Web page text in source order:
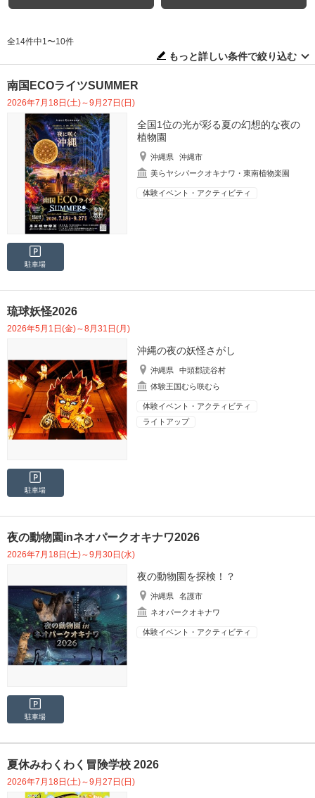
全14件中1〜10件
もっと詳しい条件で絞り込む
南国ECOライツSUMMER
2026年7月18日(土)～9月27日(日)
全国1位の光が彩る夏の幻想的な夜の
植物園
沖縄県
沖縄市
美らヤシパークオキナワ・東南植物楽園
体験イベント・アクティビティ
駐車場
琉球妖怪2026
2026年5月1日(金)～8月31日(月)
沖縄の夜の妖怪さがし
沖縄県
中頭郡読谷村
体験王国むら咲むら
体験イベント・アクティビティ
ライトアップ
駐車場
夜の動物園inネオパークオキナワ2026
2026年7月18日(土)～9月30日(水)
夜の動物園を探検！？
沖縄県
名護市
ネオパークオキナワ
体験イベント・アクティビティ
駐車場
夏休みわくわく冒険学校 2026
2026年7月18日(土)～9月27日(日)